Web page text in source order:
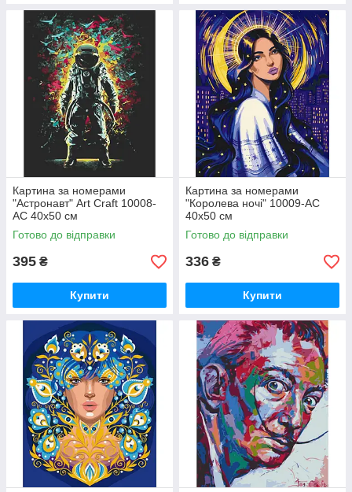
Картина за номерами
"Астронавт" Art Craft 10008-
AC 40х50 см
Готово до відправки
395 ₴
Купити
Картина за номерами
"Королева ночі" 10009-AC
40х50 см
Готово до відправки
336 ₴
Купити